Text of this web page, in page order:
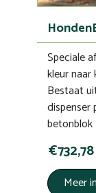
Speciale
kleur naar
Bestaat
dispenser
betonblok
€732,78
Meer